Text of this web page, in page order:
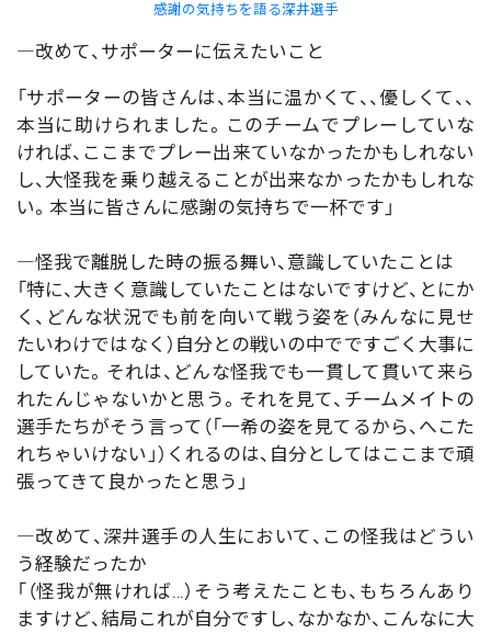
感謝の気持ちを語る深井選手
―改めて、サポーターに伝えたいこと
「サポーターの皆さんは、本当に温かくて、、優しくて、、
本当に助けられました。このチームでプレーしていな
ければ、ここまでプレー出来ていなかったかもしれない
し、大怪我を乗り越えることが出来なかったかもしれな
い。本当に皆さんに感謝の気持ちで一杯です」
―怪我で離脱した時の振る舞い、意識していたことは
「特に、大きく意識していたことはないですけど、とにか
く、どんな状況でも前を向いて戦う姿を（みんなに見せ
たいわけではなく）自分との戦いの中でですごく大事に
していた。それは、どんな怪我でも一貫して貫いて来ら
れたんじゃないかと思う。それを見て、チームメイトの
選手たちがそう言って（「一希の姿を見てるから、へこた
れちゃいけない」）くれるのは、自分としてはここまで頑
張ってきて良かったと思う」
―改めて、深井選手の人生において、この怪我はどうい
う経験だったか
「（怪我が無ければ…）そう考えたことも、もちろんあり
ますけど、結局これが自分ですし、なかなか、こんなに大